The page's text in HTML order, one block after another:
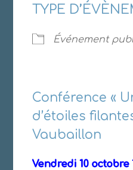
TYPE
Événement
Conférence «
d’étoiles
Vaubaillon
Vendredi 10 octobre